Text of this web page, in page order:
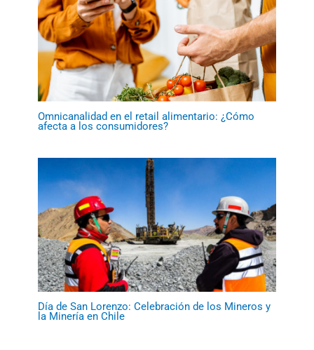
Omnicanalidad en el retail alimentario: ¿Cómo
afecta a los consumidores?
Día de San Lorenzo: Celebración de los Mineros y
la Minería en Chile